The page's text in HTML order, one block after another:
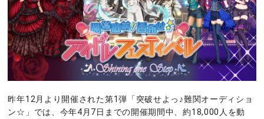
昨年12月より開催された第1弾「突破せよっ♪難関オーディショ
ン☆」では、今年4月7日までの開催期間中、約18,000人を動